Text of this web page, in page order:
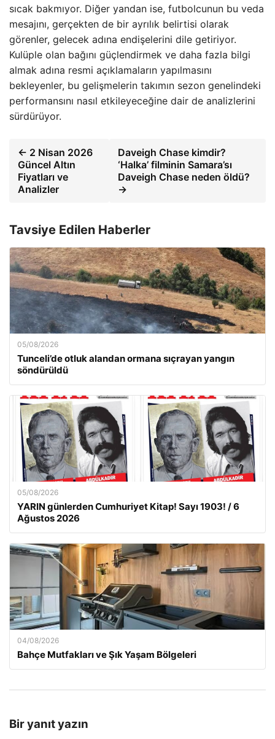
sıcak bakmıyor. Diğer yandan ise, futbolcunun bu veda
mesajını, gerçekten de bir ayrılık belirtisi olarak
görenler, gelecek adına endişelerini dile getiriyor.
Kulüple olan bağını güçlendirmek ve daha fazla bilgi
almak adına resmi açıklamaların yapılmasını
bekleyenler, bu gelişmelerin takımın sezon genelindeki
performansını nasıl etkileyeceğine dair de analizlerini
sürdürüyor.
← 2 Nisan 2026
Güncel Altın
Fiyatları ve
Analizler
Daveigh Chase kimdir?
‘Halka’ filminin Samara’sı
Daveigh Chase neden öldü?
→
Tavsiye Edilen Haberler
05/08/2026
Tunceli’de otluk alandan ormana sıçrayan yangın
söndürüldü
05/08/2026
YARIN günlerden Cumhuriyet Kitap! Sayı 1903! / 6
Ağustos 2026
04/08/2026
Bahçe Mutfakları ve Şık Yaşam Bölgeleri
Bir yanıt yazın